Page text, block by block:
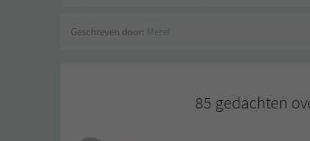
Geschreven door: Merel
85 gedachten